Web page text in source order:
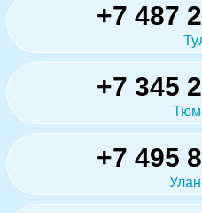
+7 487
+7 345
+7 495